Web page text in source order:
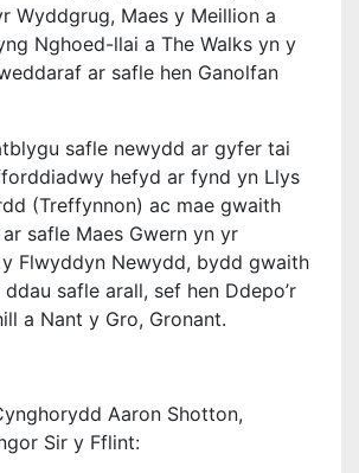
Wyddgrug, Maes y Meillion a
Nghoed-llai a The Walks yn y
ar safle hen Ganolfan
safle newydd ar gyfer tai
hefyd ar fynd yn Llys
(Treffynnon) ac mae gwaith
safle Maes Gwern yn yr
y Flwyddyn Newydd, bydd gwaith
safle arall, sef hen Ddepo’r
a Nant y Gro, Gronant.
Aaron Shotton,
Sir y Fflint: